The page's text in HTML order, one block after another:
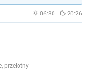
06:30 20:26
przelotny